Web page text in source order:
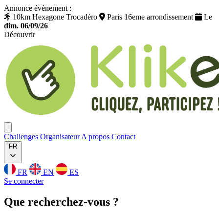
Annonce évènement :
10km Hexagone Trocadéro
Paris 16eme arrondissement
Le
dim. 06/09/26
Découvrir
Challenges OrganisateurA propos Contact
FR
FR EN
ES
Se connecter
Que recherchez-vous ?